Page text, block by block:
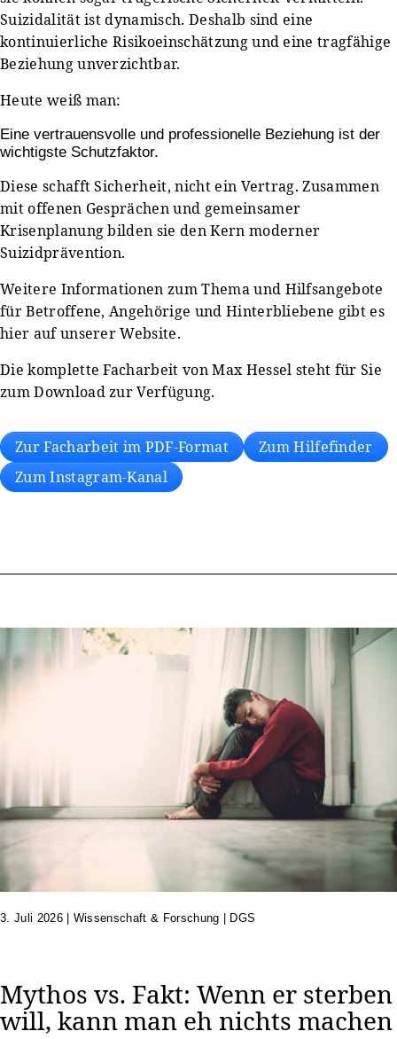
Suizidalität ist dynamisch. Deshalb sind eine
kontinuierliche Risikoeinschätzung und eine tragfähige
Beziehung unverzichtbar.
Heute weiß man:
Eine vertrauensvolle und professionelle Beziehung ist der
wichtigste Schutzfaktor.
Diese schafft Sicherheit, nicht ein Vertrag. Zusammen
mit offenen Gesprächen und gemeinsamer
Krisenplanung bilden sie den Kern moderner
Suizidprävention.
Weitere Informationen zum Thema und Hilfsangebote
für Betroffene, Angehörige und Hinterbliebene gibt es
hier auf unserer Website.
Die komplette Facharbeit von Max Hessel steht für Sie
zum Download zur Verfügung.
Zur Facharbeit im PDF-Format
Zum Hilfefinder
Zum Instagram-Kanal
3. Juli 2026| Wissenschaft & Forschung | DGS
Mythos vs. Fakt: Wenn er sterben
will, kann man eh nichts machen